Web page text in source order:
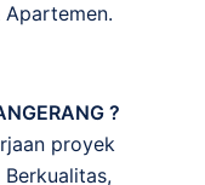
Apartemen.
?
proyek